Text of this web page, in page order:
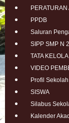
PERATURAN
PPDB
Saluran
SIPP SMP N
TATA
VIDEO
Profil Sekolah
SISWA
Silabus
Kalender